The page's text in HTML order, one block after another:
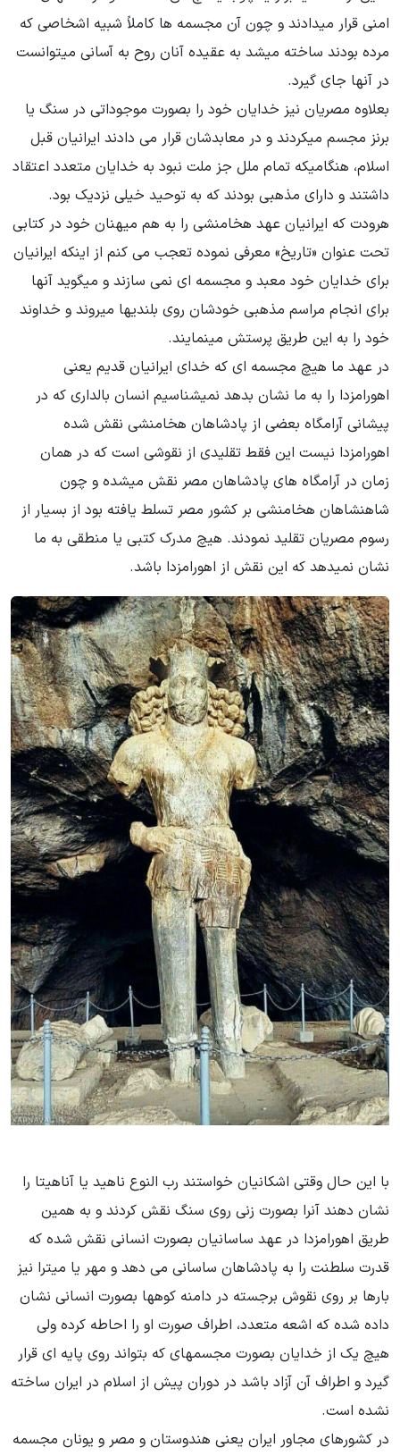
امنی قرار میدادند و چون آن مجسمه ها کاملاً شبیه اشخاصی که
مرده بودند ساخته میشد به عقیده آنان روح به آسانی میتوانست
در آنها جای گیرد.
بعلاوه مصریان نیز خدایان خود را بصورت موجوداتی در سنگ یا
برنز مجسم میکردند و در معابدشان قرار می دادند ایرانیان قبل
اسلام، هنگامیکه تمام ملل جز ملت نبود به خدایان متعدد اعتقاد
داشتند و دارای مذهبی بودند که به توحید خیلی نزدیک بود.
هرودت که ایرانیان عهد هخامنشی را به هم میهنان خود در کتابی
تحت عنوان «تاریخ» معرفی نموده تعجب می کنم از اینکه ایرانیان
برای خدایان خود معبد و مجسمه ای نمی سازند و میگوید آنها
برای انجام مراسم مذهبی خودشان روی بلندیها میروند و خداوند
خود را به این طریق پرستش مینمایند.
در عهد ما هیچ مجسمه ای که خدای ایرانیان قدیم یعنی
اهورامزدا را به ما نشان بدهد نمیشناسیم انسان بالداری که در
پیشانی آرامگاه بعضی از پادشاهان هخامنشی نقش شده
اهورامزدا نیست این فقط تقلیدی از نقوشی است که در همان
زمان در آرامگاه های پادشاهان مصر نقش میشده و چون
شاهنشاهان هخامنشی بر کشور مصر تسلط یافته بود از بسیار از
رسوم مصریان تقلید نمودند. هیچ مدرک کتبی یا منطقی به ما
نشان نمیدهد که این نقش از اهورامزدا باشد.
با این حال وقتی اشکانیان خواستند رب النوع ناهید یا آناهیتا را
نشان دهند آنرا بصورت زنی روی سنگ نقش کردند و به همین
طریق اهورامزدا در عهد ساسانیان بصورت انسانی نقش شده که
قدرت سلطنت را به پادشاهان ساسانی می دهد و مهر یا میترا نیز
بارها بر روی نقوش برجسته در دامنه کوهها بصورت انسانی نشان
داده شده که اشعه متعدد، اطراف صورت او را احاطه کرده ولی
هیچ یک از خدایان بصورت مجسمهای که بتواند روی پایه ای قرار
گیرد و اطراف آن آزاد باشد در دوران پیش از اسلام در ایران ساخته
نشده است.
در کشورهای مجاور ایران یعنی هندوستان و مصر و یونان مجسمه